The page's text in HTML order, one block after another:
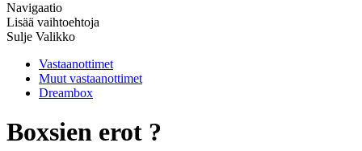
Navigaatio
Lisää vaihtoehtoja
Sulje Valikko
Vastaanottimet
Muut vastaanottimet
Dreambox
Boxsien erot ?